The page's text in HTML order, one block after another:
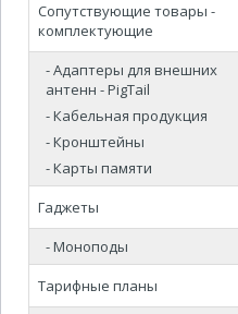
Сопутствующие товары -
комплектующие
- Адаптеры для внешних
антенн - PigTail
- Кабельная продукция
- Кронштейны
- Карты памяти
Гаджеты
- Моноподы
Тарифные планы